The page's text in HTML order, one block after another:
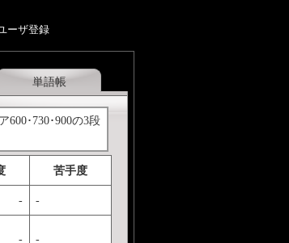
ーザ登録
単語帳
600･730･900の3段
苦手度
- -
- -